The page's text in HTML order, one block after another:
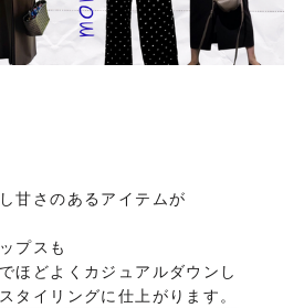
甘さのあるアイテムが
プスも
ほどよくカジュアルダウンし
タイリングに仕上がります。